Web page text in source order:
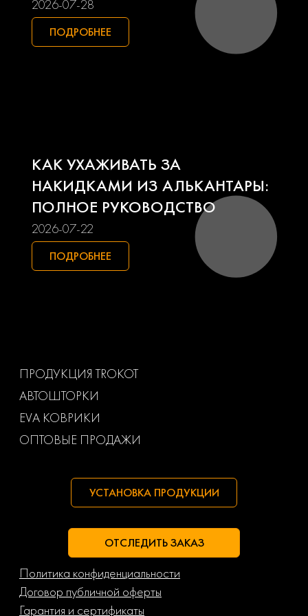
Mitsubishi Nissan
Seat Skoda
Smart Ssangyong
Subaru Suzuki
Маз
2026-07-28
ПОДРОБНЕЕ
КАК УХАЖИВАТЬ ЗА
НАКИДКАМИ ИЗ АЛЬКАНТАРЫ:
ПОЛНОЕ РУКОВОДСТВО
2026-07-22
ПОДРОБНЕЕ
ПРОДУКЦИЯ TROKOT
АВТОШТОРКИ
EVA КОВРИКИ
ОПТОВЫЕ ПРОДАЖИ
УСТАНОВКА ПРОДУКЦИИ
ОТСЛЕДИТЬ ЗАКАЗ
Политика конфиденциальности
Договор публичной оферты
Гарантия и сертификаты